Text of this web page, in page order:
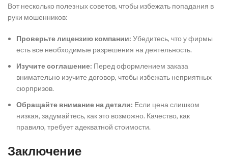
Вот несколько полезных советов, чтобы избежать попадания в
руки мошенников:
Проверьте лицензию компании: Убедитесь, что у фирмы
есть все необходимые разрешения на деятельность.
Изучите соглашение: Перед оформлением заказа
внимательно изучите договор, чтобы избежать неприятных
сюрпризов.
Обращайте внимание на детали: Если цена слишком
низкая, задумайтесь, как это возможно. Качество, как
правило, требует адекватной стоимости.
Заключение